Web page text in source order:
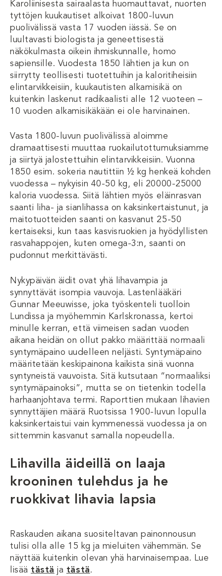
Karoliinisesta sairaalasta huomauttavat, nuorten
tyttöjen kuukautiset alkoivat 1800-luvun
puolivälissä vasta 17 vuoden iässä. Se on
luultavasti biologista ja geneettisestä
näkökulmasta oikein ihmiskunnalle, homo
sapiensille. Vuodesta 1850 lähtien ja kun on
siirrytty teollisesti tuotettuihin ja kaloritiheisiin
elintarvikkeisiin, kuukautisten alkamisikä on
kuitenkin laskenut radikaalisti alle 12 vuoteen –
10 vuoden alkamisikäkään ei ole harvinainen.
Vasta 1800-luvun puolivälissä aloimme
dramaattisesti muuttaa ruokailutottumuksiamme
ja siirtyä jalostettuihin elintarvikkeisiin. Vuonna
1850 esim. sokeria nautittiin ½ kg henkeä kohden
vuodessa – nykyisin 40-50 kg, eli 20000-25000
kaloria vuodessa. Siitä lähtien myös eläinrasvan
saanti liha- ja sianlihassa on kaksinkertaistunut, ja
maitotuotteiden saanti on kasvanut 25-50
kertaiseksi, kun taas kasvisruokien ja hyödyllisten
rasvahappojen, kuten omega-3:n, saanti on
pudonnut merkittävästi.
Nykypäivän äidit ovat yhä lihavampia ja
synnyttävät isompia vauvoja. Lastenlääkäri
Gunnar Meeuwisse, joka työskenteli tuolloin
Lundissa ja myöhemmin Karlskronassa, kertoi
minulle kerran, että viimeisen sadan vuoden
aikana heidän on ollut pakko määrittää normaali
syntymäpaino uudelleen neljästi. Syntymäpaino
määritetään keskipainona kaikista sinä vuonna
syntyneistä vauvoista. Sitä kutsutaan “normaaliksi
syntymäpainoksi”, mutta se on tietenkin todella
harhaanjohtava termi. Raporttien mukaan lihavien
synnyttäjien määrä Ruotsissa 1900-luvun lopulla
kaksinkertaistui vain kymmenessä vuodessa ja on
sittemmin kasvanut samalla nopeudella.
Lihavilla äideillä on laaja
krooninen tulehdus ja he
ruokkivat lihavia lapsia
Raskauden aikana suositeltavan painonnousun
tulisi olla alle 15 kg ja mieluiten vähemmän. Se
näyttää kuitenkin olevan yhä harvinaisempaa. Lue
lisää tästä ja tästä.